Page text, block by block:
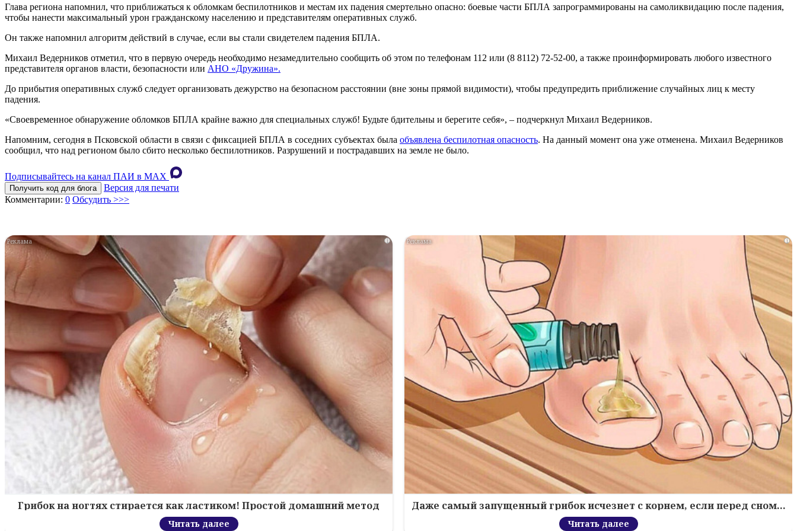
Глава региона напомнил, что приближаться к обломкам беспилотников и местам их падения смертельно опасно: боевые части БПЛА запрограммированы на самоликвидацию после падения,
чтобы нанести максимальный урон гражданскому населению и представителям оперативных служб.
Он также напомнил алгоритм действий в случае, если вы стали свидетелем падения БПЛА.
Михаил Ведерников отметил, что в первую очередь необходимо незамедлительно сообщить об этом по телефонам 112 или (8 8112) 72-52-00, а также проинформировать любого известного
представителя органов власти, безопасности или АНО «Дружина».
До прибытия оперативных служб следует организовать дежурство на безопасном расстоянии (вне зоны прямой видимости), чтобы предупредить приближение случайных лиц к месту
падения.
«Своевременное обнаружение обломков БПЛА крайне важно для специальных служб! Будьте бдительны и берегите себя», – подчеркнул Михаил Ведерников.
Напомним, сегодня в Псковской области в связи с фиксацией БПЛА в соседних субъектах была объявлена беспилотная опасность. На данный момент она уже отменена. Михаил Ведерников
сообщил, что над регионом было сбито несколько беспилотников. Разрушений и пострадавших на земле не было.
Подписывайтесь на канал ПАИ в MAХ
Получить код для блога
Версия для печати
Комментарии: 0 Обсудить >>>
i
Грибок на ногтях стирается как ластиком! Простой домашний метод
Читать далее
i
Даже самый запущенный грибок исчезнет с корнем, если перед сном…
Читать далее